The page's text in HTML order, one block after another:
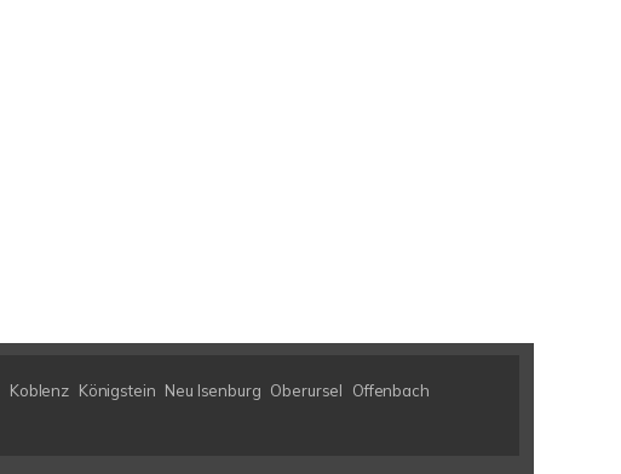
Koblenz Königstein Neu Isenburg Oberursel
Offenbach